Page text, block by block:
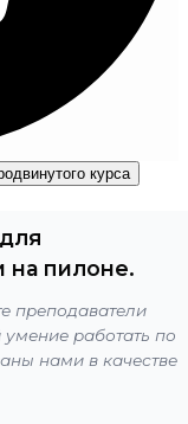
курса
на пилоне.
преподаватели
работать по
нами в качестве